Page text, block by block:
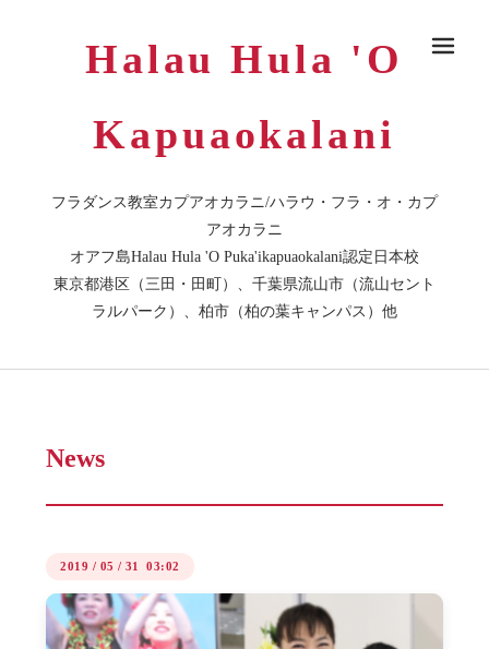
Halau Hula 'O
Kapuaokalani
フラダンス教室カプアオカラニ/ハラウ・フラ・オ・カプ
アオカラニ
オアフ島Halau Hula 'O Puka'ikapuaokalani認定日本校
東京都港区（三田・田町）、千葉県流山市（流山セント
ラルパーク）、柏市（柏の葉キャンパス）他
News
2019 / 05 / 31 03:02